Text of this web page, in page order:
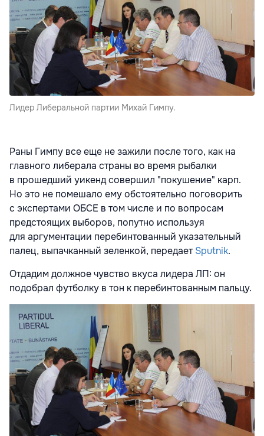
Лидер Либеральной партии Михай Гимпу.
Раны Гимпу все еще не зажили после того, как на
главного либерала страны во время рыбалки
в прошедший уикенд совершил "покушение" карп.
Но это не помешало ему обстоятельно поговорить
с экспертами ОБСЕ в том числе и по вопросам
предстоящих выборов, попутно используя
для аргументации перебинтованный указательный
палец, выпачканный зеленкой, передаетSputnik.
Отдадим должное чувство вкуса лидера ЛП: он
подобрал футболку в тон к перебинтованным пальцу.